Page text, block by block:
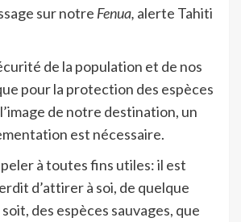
sur notre Fenua, alerte Tahiti
de la population et de nos
pour la protection des espèces
de notre destination, un
est nécessaire.
à toutes fins utiles: il est
d’attirer à soi, de quelque
des espèces sauvages, que